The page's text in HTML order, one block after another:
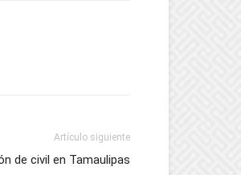
Artículo siguiente
de civil en Tamaulipas